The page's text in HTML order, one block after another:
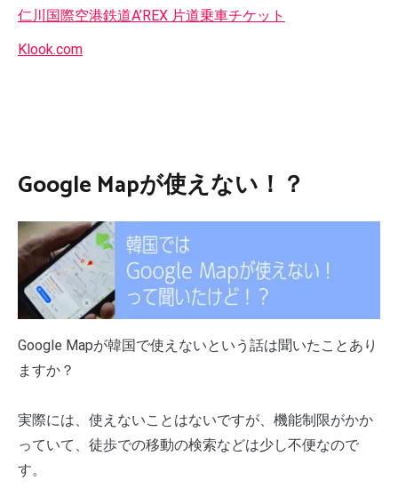
仁川国際空港鉄道A’REX 片道乗車チケット
Klook.com
Google Mapが使えない！？
Google Mapが韓国で使えないという話は聞いたことあり
ますか？
実際には、使えないことはないですが、機能制限がかか
っていて、徒歩での移動の検索などは少し不便なので
す。